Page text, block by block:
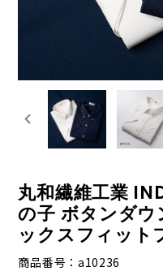
丸和繊維工業
の子 ボタンダウ
ックスフィット
商品番号
a10236